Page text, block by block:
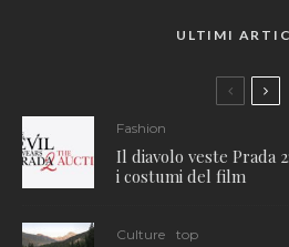
ULTIMI
Fashion
Il diavolo veste Prada
i costumi del film
Culture top